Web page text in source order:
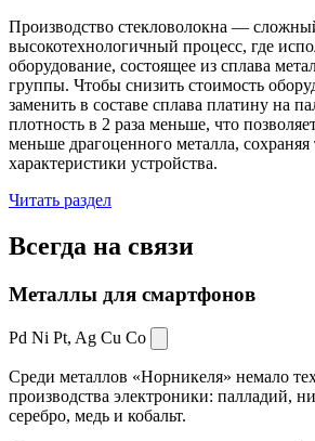
Производство стекловолокна —
высокотехнологичный процесс, где
оборудование, состоящее из сплава
группы. Чтобы снизить стоимость
заменить в составе сплава платину на
плотность в 2 раза меньше, что
меньше драгоценного металла, сохраняя
характеристики устройства.
Читать раздел
Всегда на связи
Металлы для смартфонов
Pd Ni Pt, Ag Cu Co
Среди металлов «Норникеля» немало
производства электроники: палладий,
серебро, медь и кобальт.